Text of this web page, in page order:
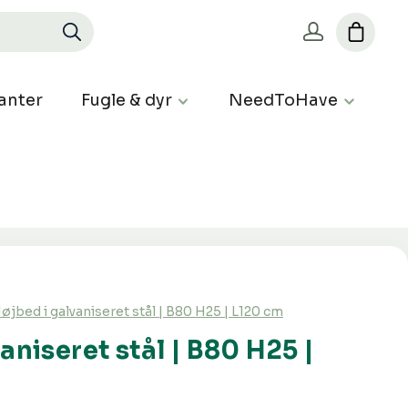
Fugle & dyr NeedToHave
stål | B80 H25 |
i galvaniseret stål | B80 H25 | L120 cm